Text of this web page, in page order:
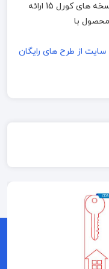
فایلهای موجود به فرمت CDR بوده و در نسخه های کورل 15 ارائه
با
از طرح های رایگان